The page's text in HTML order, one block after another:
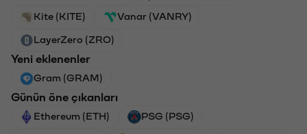
Kite (KITE) Vanar (VANRY)
LayerZero (ZRO)
Yeni eklenenler
Gram (GRAM)
Günün öne çıkanları
Ethereum (ETH) PSG (PSG)